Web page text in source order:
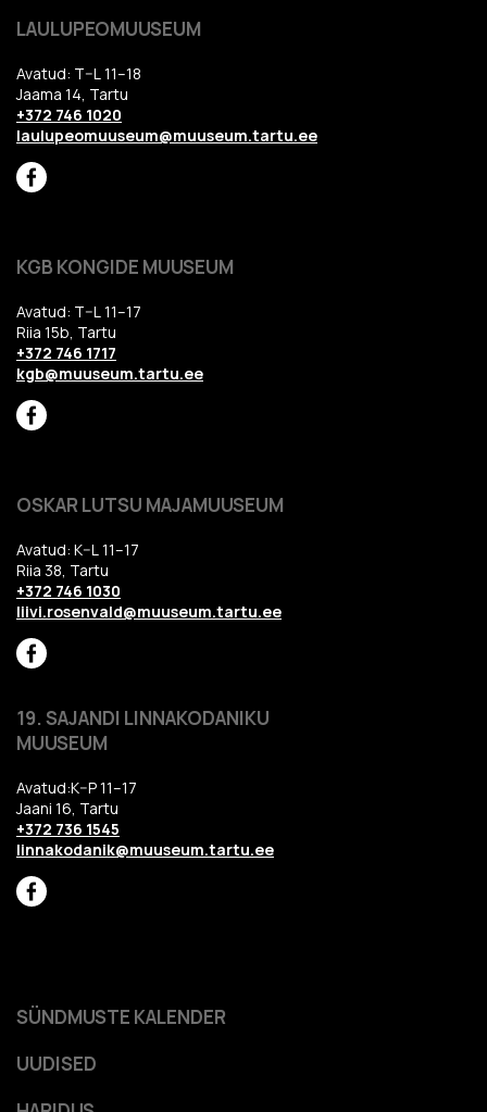
LAULUPEOMUUSEUM
Avatud: T–L 11–18
Jaama 14, Tartu
+372 746 1020
laulupeomuuseum@muuseum.tartu.ee
KGB KONGIDE MUUSEUM
Avatud: T–L 11–17
Riia 15b, Tartu
+372 746 1717
kgb@muuseum.tartu.ee
OSKAR LUTSU MAJAMUUSEUM
Avatud: K–L 11–17
Riia 38, Tartu
+372 746 1030
liivi.rosenvald@muuseum.tartu.ee
19. SAJANDI LINNAKODANIKU
MUUSEUM
Avatud:K–P 11–17
Jaani 16, Tartu
+372 736 1545
linnakodanik@muuseum.tartu.ee
SÜNDMUSTE KALENDER
UUDISED